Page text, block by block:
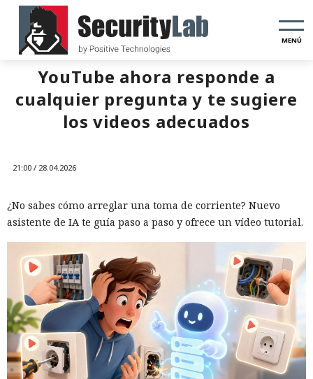
MENÚ
YouTube ahora responde a
cualquier pregunta y te sugiere
los videos adecuados
21:00 / 28.04.2026
¿No sabes cómo arreglar una toma de corriente? Nuevo
asistente de IA te guía paso a paso y ofrece un vídeo tutorial.